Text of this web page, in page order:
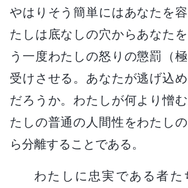
やはりそう簡単にはあなたを
たしは底なしの穴からあなた
う一度わたしの怒りの懲罰（
受けさせる。あなたが逃げ込
だろうか。わたしが何より憎
たしの普通の人間性をわたし
ら分離することである。
わたしに忠実である者た